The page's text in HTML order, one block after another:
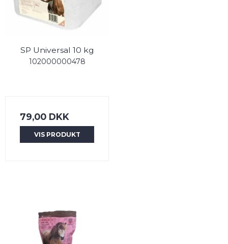
SP Universal 10 kg
102000000478
79,00 DKK
VIS PRODUKT